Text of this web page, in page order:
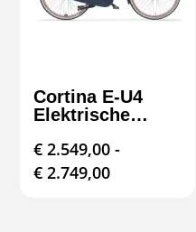
Cortina E-U4
Elektrische
inch Bosch
Active Line
€ 2.549,00 -
€ 2.749,00Prijsklasse: